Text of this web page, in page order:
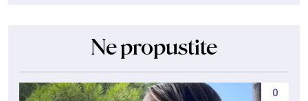
Ne propustite
0